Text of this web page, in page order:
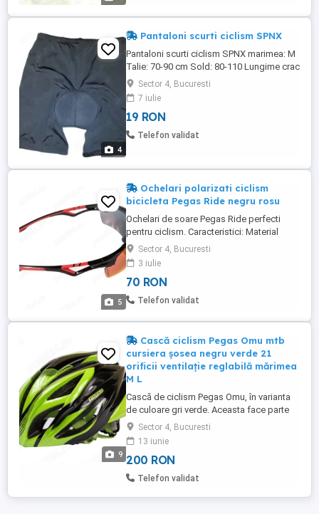
4
Pantaloni scurti ciclism SPNX
Pantaloni scurti ciclism SPNX marimea: M
Talie: 70-90 cm Sold: 80-110 Lungime crac
pe interior = 10-20 cm Lungime crac pe
exterior = 40-60 cm Stare foarte buna, ca
noi!
Sector 4, Bucuresti
7 iulie
19 RON
Telefon validat
5
Ochelari polarizati ciclism
bicicleta Pegas Ride negru rosu
Ochelari de soare Pegas Ride perfecti
pentru ciclism. Caracteristici: Material
aderent nas si urechi; Lentile din
policarbonat; Lentile fumurii cu strat
Overall Black Red Revo; Tratament lentile
antiaburire; Tratamen lentile antizgariere;
Tratament lentile hidrofob; CAT. 3, UV
Sector 4, Bucuresti
3 iulie
70 RON
Telefon validat
9
Cască ciclism Pegas Omu mtb
cursiera șosea negru verde 21
orificii ventilație reglabilă mărimea
M L
Cască de ciclism Pegas Omu, în varianta
de culoare gri verde. Aceasta face parte
dintr-o colecție de echipamente de
protecție a brandului românesc Pegas,
fiind concepută pentru siguranță și
confort în timpul mersului pe bicicletă.
Detalii și Caracteristici Tehnice Conform
Sector 4, Bucuresti
13 iunie
200 RON
Telefon validat